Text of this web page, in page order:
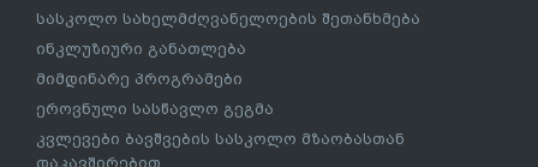
სასკოლო სახელმძღვანელოების შეთანხმება
ინკლუზიური განათლება
მიმდინარე პროგრამები
ეროვნული სასწავლო გეგმა
კვლევები ბავშვების სასკოლო მზაობასთან
დაკავშირებით